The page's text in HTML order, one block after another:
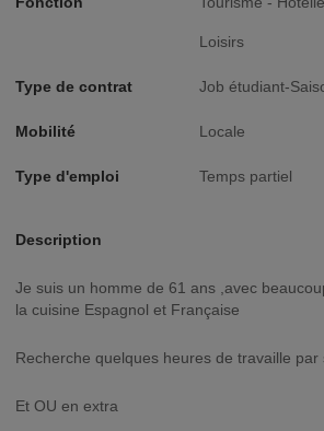
Loisirs
Type de contrat Job étudiant-
Mobilité Locale
Type d'emploi Temps partiel
Description
Je suis un homme de 61 ans ,avec beaucoup d expérience dans
la cuisine Espagnol et Française
Recherche quelques heures de travaille par
Et OU en extra